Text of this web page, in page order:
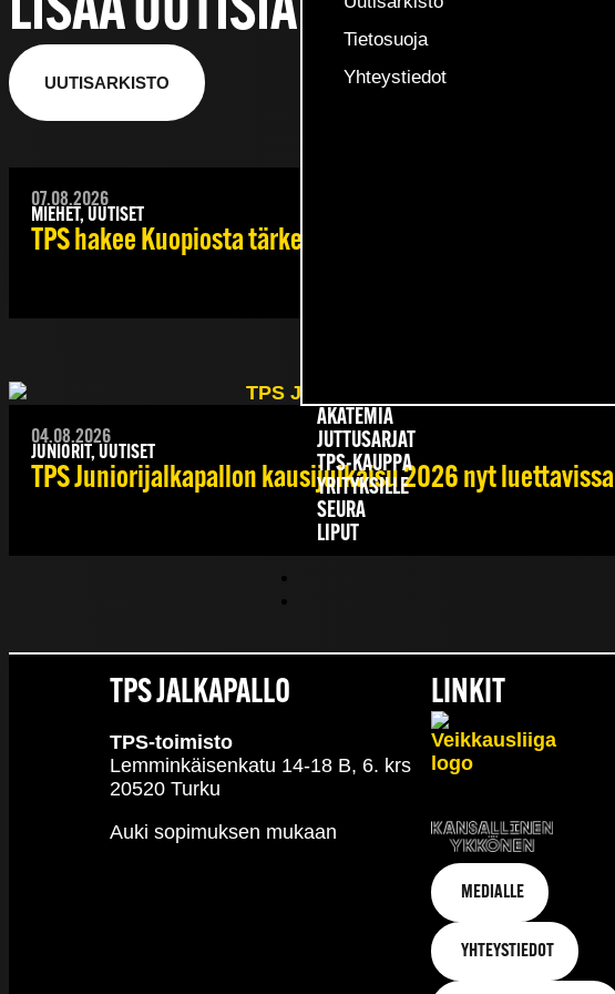
Tietosuoja
Yhteystiedot
AKATEMIA
JUTTUSARJAT
TPS-KAUPPA
YRITYKSILLE
SEURA
LIPUT
LISÄÄ UUTISIA
UUTISARKISTO
07.08.2026
MIEHET, UUTISET
TPS hakee Kuopiosta tärkeitä pisteitä sarjakärjen vieraana
04.08.2026
JUNIORIT, UUTISET
TPS Juniorijalkapallon kausijulkaisu 2026 nyt luettavissa
TPS JALKAPALLO
TPS-toimisto
Lemminkäisenkatu 14-18 B, 6. krs
20520 Turku
Auki sopimuksen mukaan
LINKIT
MEDIALLE
YHTEYSTIEDOT